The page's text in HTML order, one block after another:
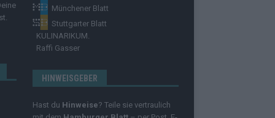
Münchener Blatt
Stuttgarter Blatt
KULINARIKUM.
Raffi Gasser
HINWEISGEBER
Hast du Hinweise? Teile sie vertraulich